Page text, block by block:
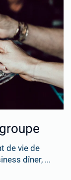
de vie de
dîner, ...